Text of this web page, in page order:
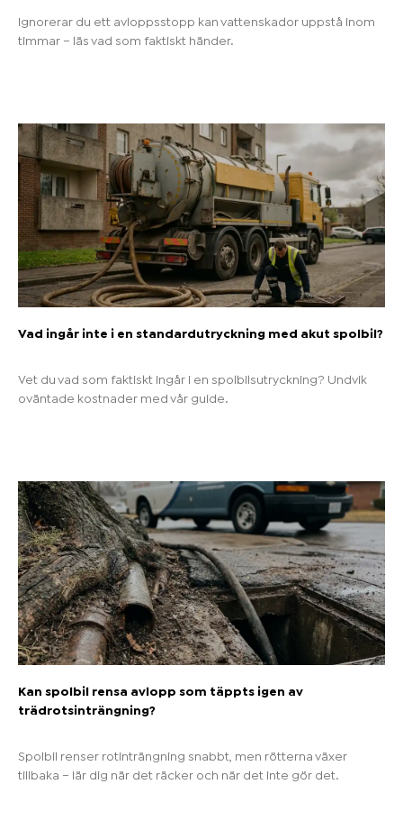
Ignorerar du ett avloppsstopp kan vattenskador uppstå inom
timmar – läs vad som faktiskt händer.
Vad ingår inte i en standardutryckning med akut spolbil?
Vet du vad som faktiskt ingår i en spolbilsutryckning? Undvik
oväntade kostnader med vår guide.
Kan spolbil rensa avlopp som täppts igen av
trädrotsinträngning?
Spolbil renser rotinträngning snabbt, men rötterna växer
tillbaka – lär dig när det räcker och när det inte gör det.